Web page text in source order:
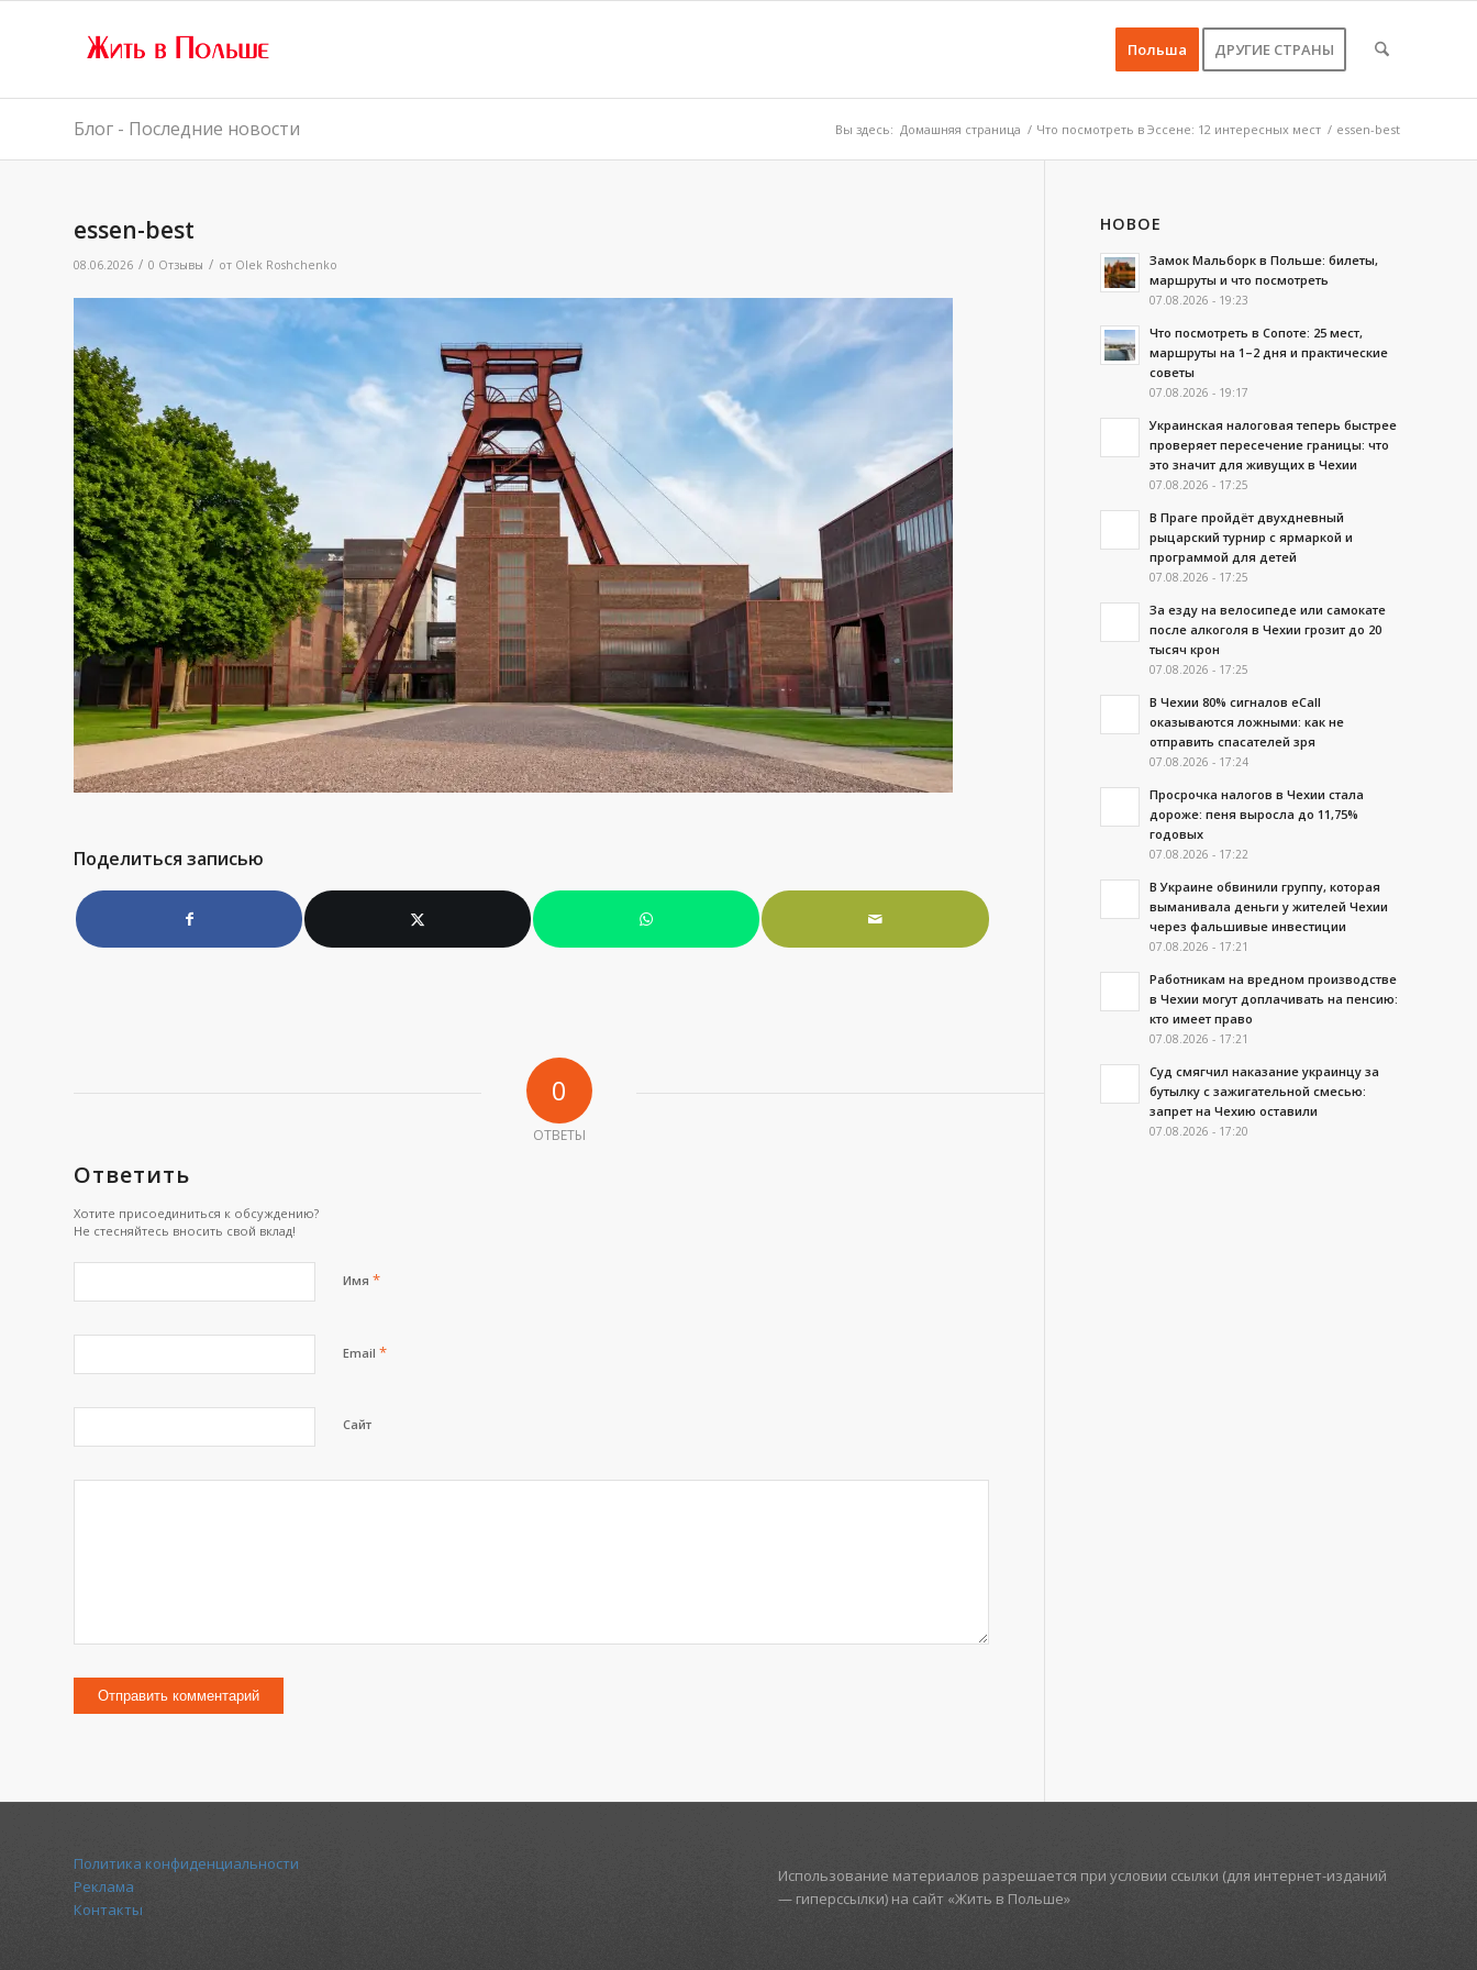
Польша ДРУГИЕ СТРАНЫ
Блог - Последние новости Вы здесь: Домашняя страница / Что посмотреть в Эссене: 12 интересных мест / essen-best
essen-best
08.06.2026 / 0 Отзывы / от Olek Roshchenko
Поделиться записью
0
ОТВЕТЫ
Ответить
Хотите присоединиться к обсуждению?
Не стесняйтесь вносить свой вклад!
Имя *
Email *
Сайт
НОВОЕ
Замок Мальборк в Польше: билеты,
маршруты и что посмотреть
07.08.2026 - 19:23
Что посмотреть в Сопоте: 25 мест,
маршруты на 1–2 дня и практические
советы
07.08.2026 - 19:17
Украинская налоговая теперь быстрее
проверяет пересечение границы: что
это значит для живущих в Чехии
07.08.2026 - 17:25
В Праге пройдёт двухдневный
рыцарский турнир с ярмаркой и
программой для детей
07.08.2026 - 17:25
За езду на велосипеде или самокате
после алкоголя в Чехии грозит до 20
тысяч крон
07.08.2026 - 17:25
В Чехии 80% сигналов eCall
оказываются ложными: как не
отправить спасателей зря
07.08.2026 - 17:24
Просрочка налогов в Чехии стала
дороже: пеня выросла до 11,75%
годовых
07.08.2026 - 17:22
В Украине обвинили группу, которая
выманивала деньги у жителей Чехии
через фальшивые инвестиции
07.08.2026 - 17:21
Работникам на вредном производстве
в Чехии могут доплачивать на пенсию:
кто имеет право
07.08.2026 - 17:21
Суд смягчил наказание украинцу за
бутылку с зажигательной смесью:
запрет на Чехию оставили
07.08.2026 - 17:20
Политика конфиденциальности
Реклама
Контакты
Использование материалов разрешается при условии ссылки (для интернет-изданий
— гиперссылки) на сайт «Жить в Польше»